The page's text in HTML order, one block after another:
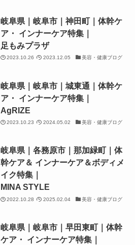
岐阜県｜岐阜市｜神田町｜体幹ケ
ア・ インナーケア特集｜
足もみプラザ
2023.10.26 2023.12.05 美容・健康ブログ
岐阜県｜岐阜市｜城東通｜体幹ケ
ア・ インナーケア特集｜
AgRIZE
2023.10.23 2024.05.02 美容・健康ブログ
岐阜県｜各務原市｜那加緑町｜体
幹ケア＆ インナーケア＆ボディメ
イク特集｜
MINA STYLE
2022.10.28 2025.02.04 美容・健康ブログ
岐阜県｜岐阜市｜早田東町｜体幹
ケア・ インナーケア特集｜